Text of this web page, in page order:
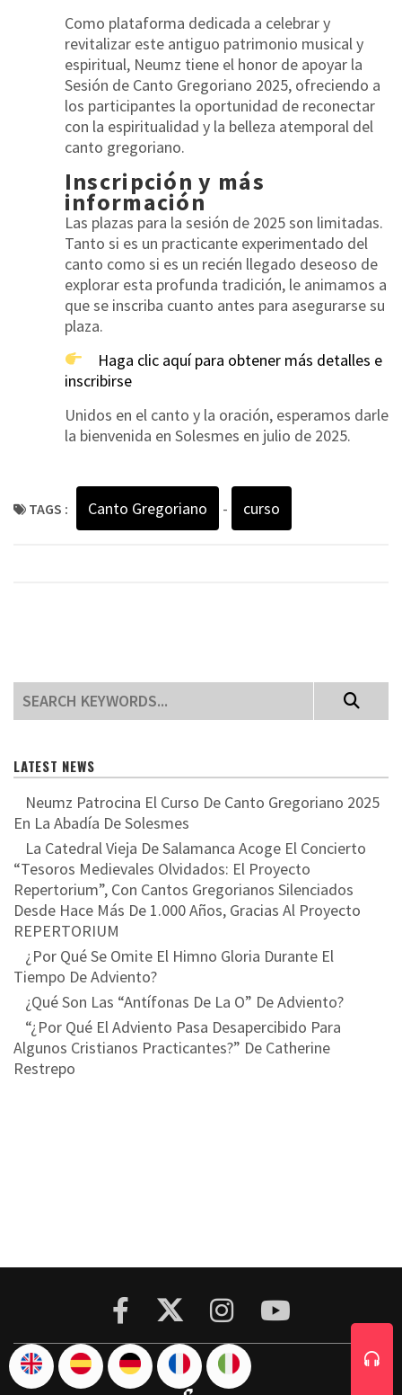
Como plataforma dedicada a celebrar y
revitalizar este antiguo patrimonio musical y
espiritual, Neumz tiene el honor de apoyar la
Sesión de Canto Gregoriano 2025, ofreciendo a
los participantes la oportunidad de reconectar
con la espiritualidad y la belleza atemporal del
canto gregoriano.
Inscripción y más
información
Las plazas para la sesión de 2025 son limitadas.
Tanto si es un practicante experimentado del
canto como si es un recién llegado deseoso de
explorar esta profunda tradición, le animamos a
que se inscriba cuanto antes para asegurarse su
plaza.
Haga clic aquí para obtener más detalles e
inscribirse
Unidos en el canto y la oración, esperamos darle
la bienvenida en Solesmes en julio de 2025.
TAGS : Canto Gregoriano - curso
LATEST NEWS
Neumz Patrocina El Curso De Canto Gregoriano 2025
En La Abadía De Solesmes
La Catedral Vieja De Salamanca Acoge El Concierto
“Tesoros Medievales Olvidados: El Proyecto
Repertorium”, Con Cantos Gregorianos Silenciados
Desde Hace Más De 1.000 Años, Gracias Al Proyecto
REPERTORIUM
¿Por Qué Se Omite El Himno Gloria Durante El
Tiempo De Adviento?
¿Qué Son Las “Antífonas De La O” De Adviento?
“¿Por Qué El Adviento Pasa Desapercibido Para
Algunos Cristianos Practicantes?” De Catherine
Restrepo